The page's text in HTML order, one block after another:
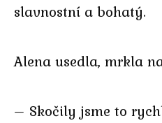
slavnostní a bohatý.
Alena usedla, mrkla
– Skočily jsme to